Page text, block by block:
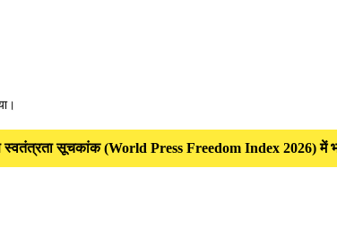
स्वतंत्रता सूचकांक (World Press Freedom Index 2026) में